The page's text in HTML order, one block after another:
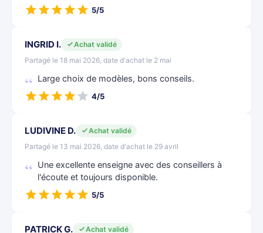
5/5
INGRID I.
Achat validé
Partagé le 18 mai 2026, date d'achat le 2 mai
Large choix de modèles, bons conseils.
4/5
LUDIVINE D.
Achat validé
Partagé le 13 mai 2026, date d'achat le 29 avril
Une excellente enseigne avec des conseillers à
l'écoute et toujours disponible.
5/5
PATRICK G.
Achat validé